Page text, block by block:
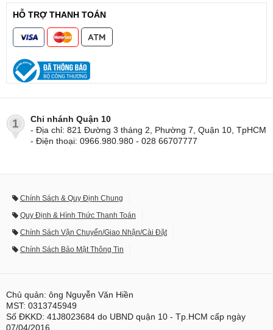
HỖ TRỢ THANH TOÁN
1
Chi nhánh Quận 10
- Địa chỉ: 821 Đường 3 tháng 2, Phường 7, Quận 10, TpHCM
- Điện thoại: 0966.980.980 - 028 66707777
Chính Sách & Quy Định Chung
Quy Định & Hình Thức Thanh Toán
Chính Sách Vận Chuyển/Giao Nhận/Cài Đặt
Chính Sách Bảo Mật Thông Tin
Chủ quản: ông Nguyễn Văn Hiền
MST: 0313745949
Số ĐKKD: 41J8023684 do UBND quận 10 - Tp.HCM cấp ngày
07/04/2016